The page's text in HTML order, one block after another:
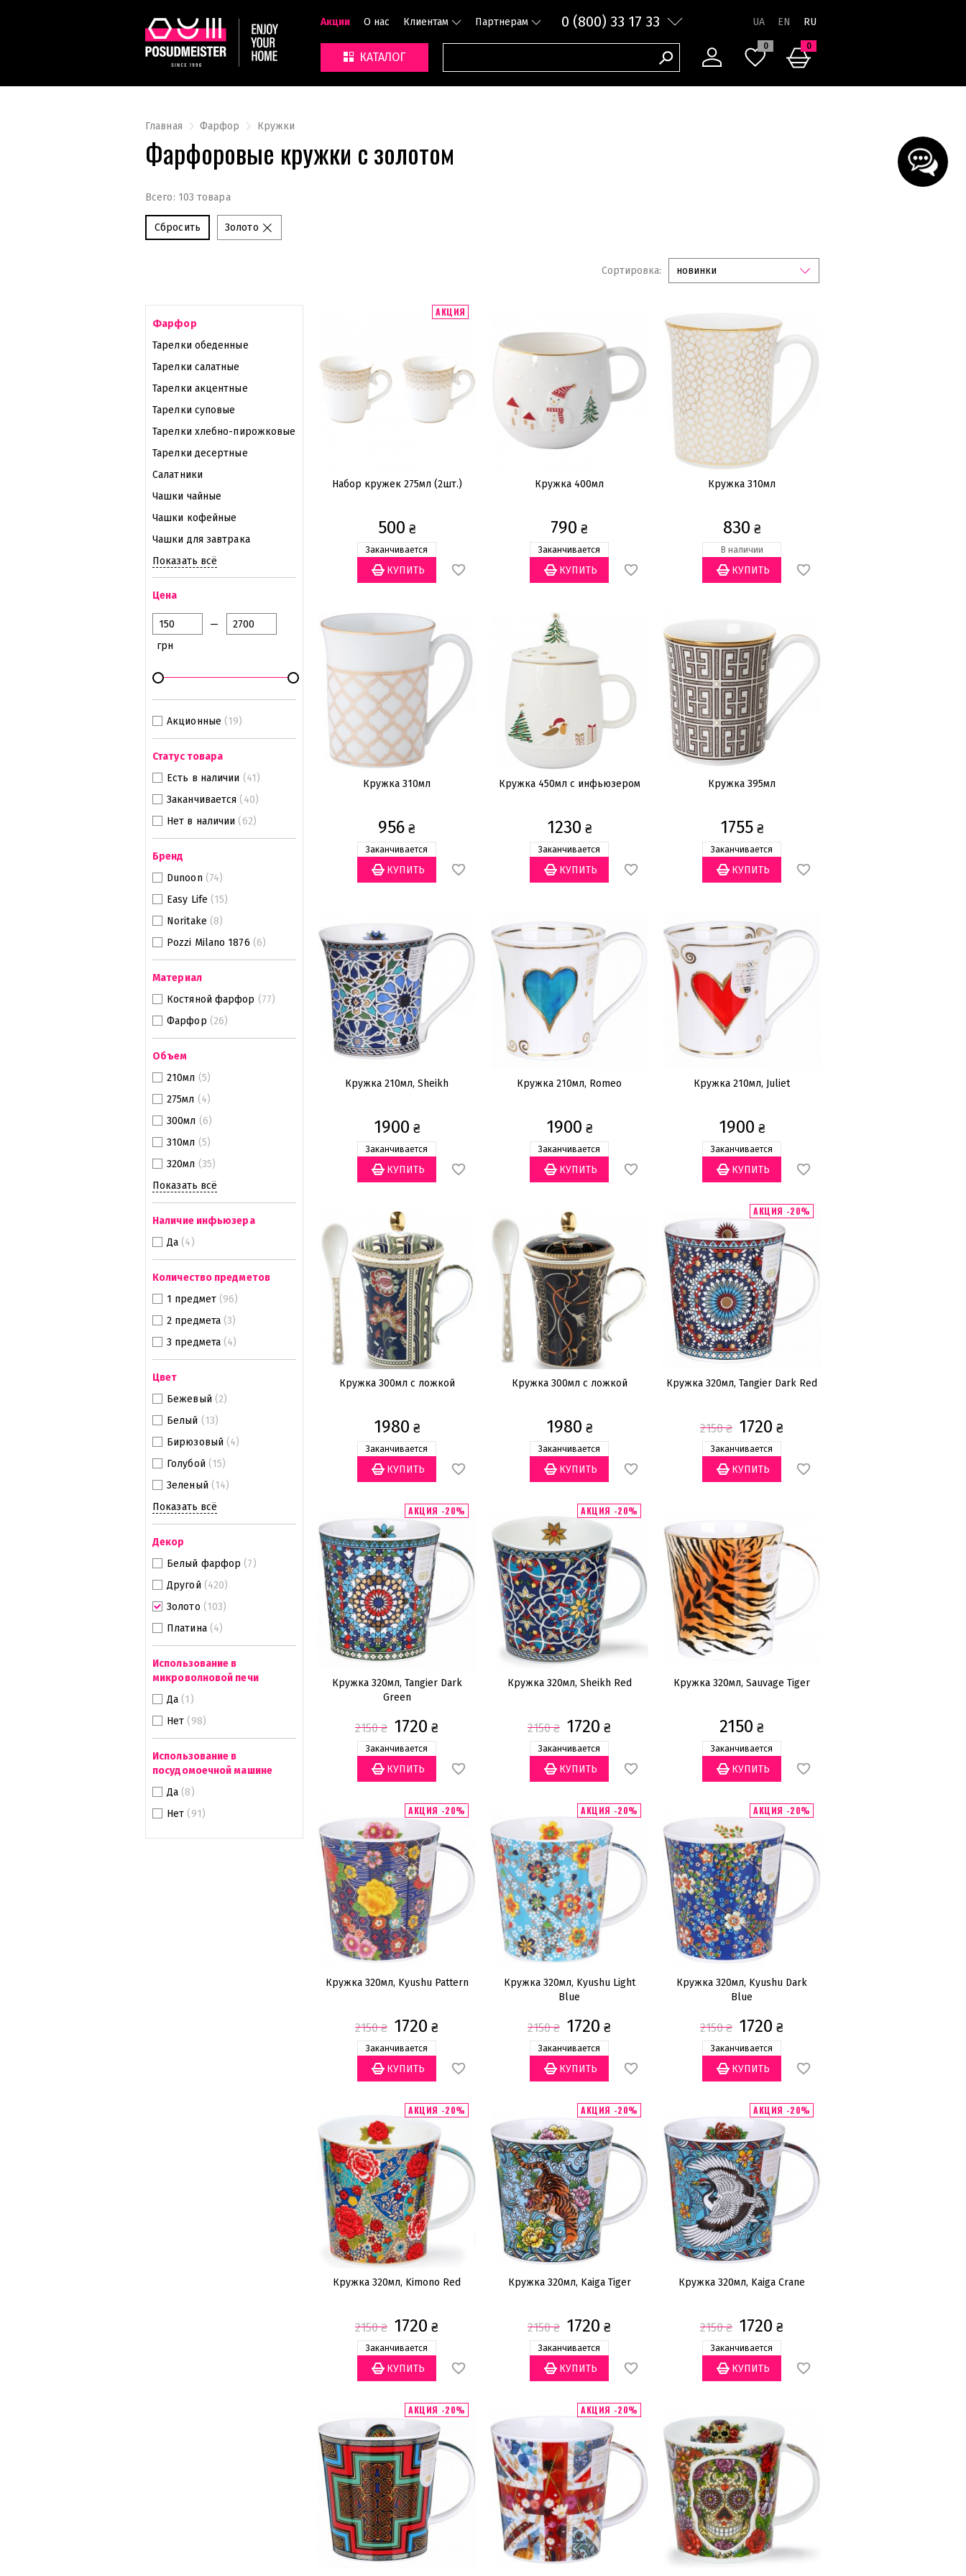
Акции О нас Клиентам Партнерам 0 (800) 33 17 33 RU
КАТАЛОГ
0 0
Главная Фарфор Кружки
Фарфоровые кружки с золотом
Всего: 103 товара
Сбросить Золото
Сортировка: новинки
Фарфор
Тарелки обеденные
Тарелки салатные
Тарелки акцентные
Тарелки суповые
Тарелки хлебно-пирожковые
Тарелки десертные
Салатники
Чашки чайные
Чашки кофейные
Чашки для завтрака
Показать всё
Цена
—
грн
Акционные (19)
Статус товара
Есть в наличии (41)
Заканчивается (40)
Нет в наличии (62)
Бренд
Dunoon (74)
Easy Life (15)
Noritake (8)
Pozzi Milano 1876 (6)
Материал
Костяной фарфор (77)
Фарфор (26)
Объем
210мл (5)
275мл (4)
300мл (6)
310мл (5)
320мл (35)
Показать всё
Наличие инфьюзера
Да (4)
Количество предметов
1 предмет (96)
2 предмета (3)
3 предмета (4)
Цвет
Бежевый (2)
Белый (13)
Бирюзовый (4)
Голубой (15)
Зеленый (14)
Показать всё
Декор
Белый фарфор (7)
Другой (420)
Золото (103)
Платина (4)
Использование в
микроволновой печи
Да (1)
Нет (98)
Использование в
посудомоечной машине
Да (8)
Нет (91)
АКЦИЯ
Набор кружек 275мл (2шт.)
500 ₴
Заканчивается
Кружка 400мл
790 ₴
Заканчивается
Кружка 310мл
830 ₴
В наличии
Кружка 310мл
956 ₴
Заканчивается
Кружка 450мл с инфьюзером
1230 ₴
Заканчивается
Кружка 395мл
1755₴
Заканчивается
Кружка 210мл, Sheikh
1900 ₴
Заканчивается
Кружка 210мл, Romeo
1900 ₴
Заканчивается
Кружка 210мл, Juliet
1900 ₴
Заканчивается
Кружка 300мл с ложкой
1980 ₴
Заканчивается
Кружка 300мл с ложкой
1980 ₴
Заканчивается
АКЦИЯ -20%
Кружка 320мл, Tangier Dark Red
2150₴ 1720 ₴
Заканчивается
АКЦИЯ -20%
Кружка 320мл, Tangier Dark
Green
2150₴ 1720 ₴
Заканчивается
АКЦИЯ -20%
Кружка 320мл, Sheikh Red
2150₴ 1720 ₴
Заканчивается
Кружка 320мл, Sauvage Tiger
2150 ₴
Заканчивается
АКЦИЯ -20%
Кружка 320мл, Kyushu Pattern
2150₴ 1720 ₴
Заканчивается
АКЦИЯ -20%
Кружка 320мл, Kyushu Light
Blue
2150₴ 1720 ₴
Заканчивается
АКЦИЯ -20%
Кружка 320мл, Kyushu Dark
Blue
2150₴ 1720 ₴
Заканчивается
АКЦИЯ -20%
Кружка 320мл, Kimono Red
2150₴ 1720 ₴
Заканчивается
АКЦИЯ -20%
Кружка 320мл, Kaiga Tiger
2150₴ 1720 ₴
Заканчивается
АКЦИЯ -20%
Кружка 320мл, Kaiga Crane
2150₴ 1720 ₴
Заканчивается
АКЦИЯ -20% АКЦИЯ -20%